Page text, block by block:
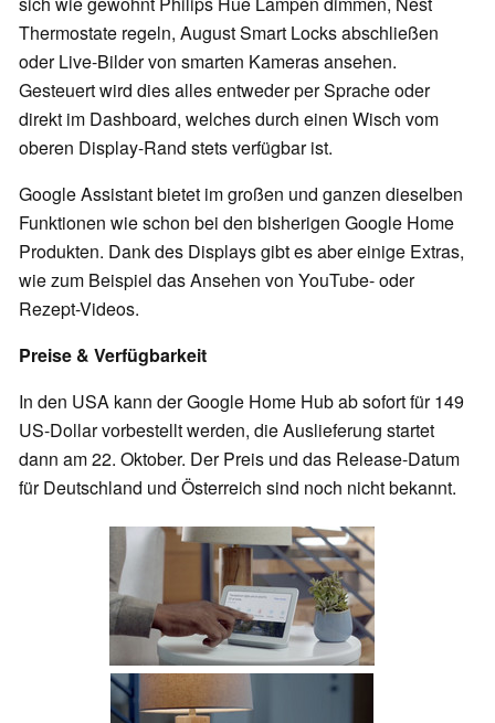
Thermostate regeln, August Smart Locks abschließen
oder Live-Bilder von smarten Kameras ansehen.
Gesteuert wird dies alles entweder per Sprache oder
direkt im Dashboard, welches durch einen Wisch vom
oberen Display-Rand stets verfügbar ist.
Google Assistant bietet im großen und ganzen dieselben
Funktionen wie schon bei den bisherigen Google Home
Produkten. Dank des Displays gibt es aber einige Extras,
wie zum Beispiel das Ansehen von YouTube- oder
Rezept-Videos.
Preise & Verfügbarkeit
In den USA kann der Google Home Hub ab sofort für 149
US-Dollar vorbestellt werden, die Auslieferung startet
dann am 22. Oktober. Der Preis und das Release-Datum
für Deutschland und Österreich sind noch nicht bekannt.